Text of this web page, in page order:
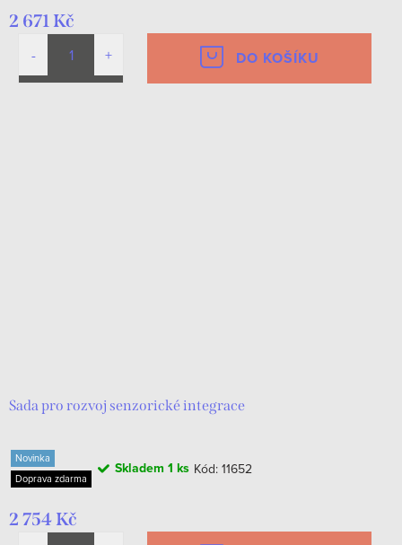
2 671 Kč
DO KOŠÍKU
Sada pro rozvoj senzorické integrace
Novinka
Doprava zdarma
Skladem 1 ks Kód: 11652
2 754 Kč